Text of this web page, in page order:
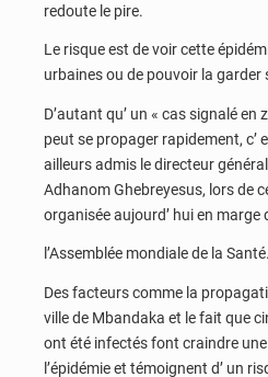
redoute le pire.
Le risque est de voir cette
urbaines ou de pouvoir la garder
D’autant qu’ un « cas signalé en
peut se propager rapidement, c’
ailleurs admis le directeur général
Adhanom Ghebreyesus, lors de
organisée aujourd’ hui en marge
l’Assemblée mondiale de la Santé.
Des facteurs comme la
ville de Mbandaka et le fait que
ont été infectés font craindre
l’épidémie et témoignent d’ un